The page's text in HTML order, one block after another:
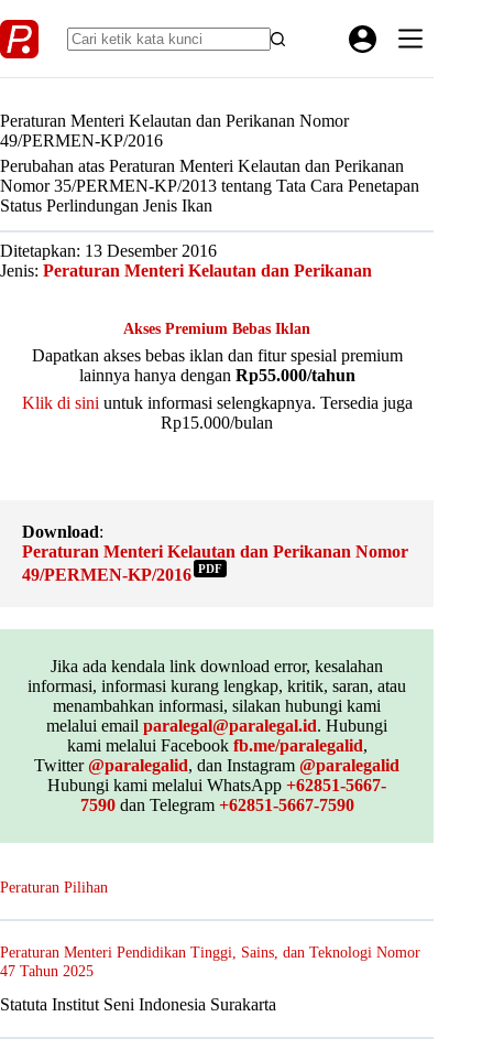
to
content
Peraturan Menteri Kelautan dan Perikanan Nomor
49/PERMEN-KP/2016
Perubahan atas Peraturan Menteri Kelautan dan Perikanan
Nomor 35/PERMEN-KP/2013 tentang Tata Cara Penetapan
Status Perlindungan Jenis Ikan
Ditetapkan: 13 Desember 2016
Jenis: Peraturan Menteri Kelautan dan Perikanan
Akses Premium Bebas Iklan
Dapatkan akses bebas iklan dan fitur spesial premium
lainnya hanya dengan Rp55.000/tahun
Klik di sini untuk informasi selengkapnya. Tersedia juga
Rp15.000/bulan
Download:
Peraturan Menteri Kelautan dan Perikanan Nomor
49/PERMEN-KP/2016 PDF
Jika ada kendala link download error, kesalahan
informasi, informasi kurang lengkap, kritik, saran, atau
menambahkan informasi, silakan hubungi kami
melalui emailparalegal@paralegal.id. Hubungi
kami melalui Facebook fb.me/paralegalid,
Twitter@paralegalid, dan Instagram@paralegalid
Hubungi kami melalui WhatsApp+62851-5667-
7590dan Telegram +62851-5667-7590
Peraturan Pilihan
Peraturan Menteri Pendidikan Tinggi, Sains, dan Teknologi Nomor
47 Tahun 2025
Statuta Institut Seni Indonesia Surakarta